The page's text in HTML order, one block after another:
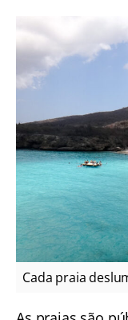
Cada praia